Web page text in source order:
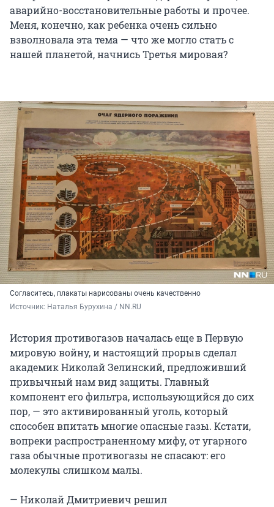
аварийно-восстановительные работы и прочее.
Меня, конечно, как ребенка очень сильно
взволновала эта тема — что же могло стать с
нашей планетой, начнись Третья мировая?
Согласитесь, плакаты нарисованы очень качественно
Источник: Наталья Бурухина / NN.RU
История противогазов началась еще в Первую
мировую войну, и настоящий прорыв сделал
академик Николай Зелинский, предложивший
привычный нам вид защиты. Главный
компонент его фильтра, использующийся до сих
пор, — это активированный уголь, который
способен впитать многие опасные газы. Кстати,
вопреки распространенному мифу, от угарного
газа обычные противогазы не спасают: его
молекулы слишком малы.
— Николай Дмитриевич решил